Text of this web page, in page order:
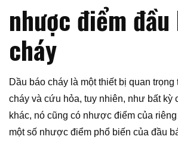
nhược điểm đầu
cháy
Dầu báo cháy là một thiết bị quan
cháy và cứu hỏa, tuy nhiên, như bất kỳ
khác, nó cũng có nhược điểm của
một số nhược điểm phổ biến của đầu